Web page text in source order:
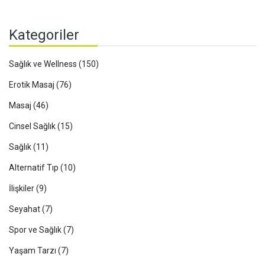
Kategoriler
Sağlık ve Wellness (150)
Erotik Masaj (76)
Masaj (46)
Cinsel Sağlık(15)
Sağlık(11)
Alternatif Tıp (10)
İlişkiler(9)
Seyahat(7)
Spor ve Sağlık(7)
Yaşam Tarzı (7)